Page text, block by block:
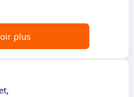
plus